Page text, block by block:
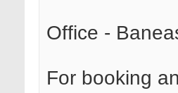
Office -
For booking